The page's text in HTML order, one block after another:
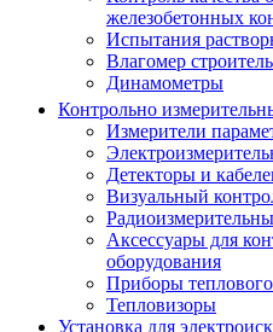
железобетонных
Испытания
Влагомер
Динамометры
Контрольно
Измерители
Детекторы и
Визуальный
Аксессуары для
оборудования
Приборы
Тепловизоры
Установка для